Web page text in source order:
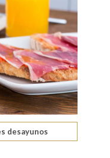
desayunos